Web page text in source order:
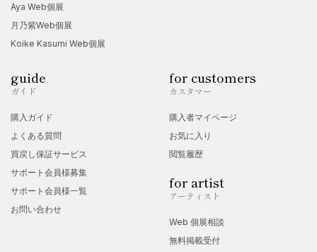
Aya Web個展
月乃紫Web個展
Koike Kasumi Web個展
guide
ガイド
購入ガイド
よくある質問
買戻し保証サービス
サポート会員様募集
サポート会員様一覧
お問い合わせ
for customers
カスタマー
購入者マイページ
お気に入り
閲覧履歴
for artist
アーティスト
Web 個展相談
無料掲載受付